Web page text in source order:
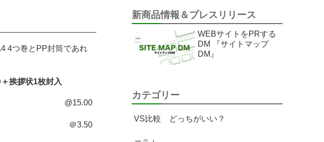
4つ巻とPP封筒であれ
挨拶状1枚封入
@15.00
＠3.50
新商品情報＆プレスリリース
WEBサイトをPRする
DM 『サイトマップ
DM』
カテゴリー
VS比較 どっちがいい？